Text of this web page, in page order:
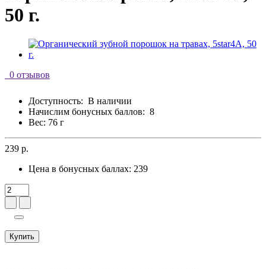
50 г.
0 отзывов
Доступность: В наличии
Начислим бонусных баллов: 8
Вес: 76 г
239 р.
Цена в бонусных баллах: 239
Купить